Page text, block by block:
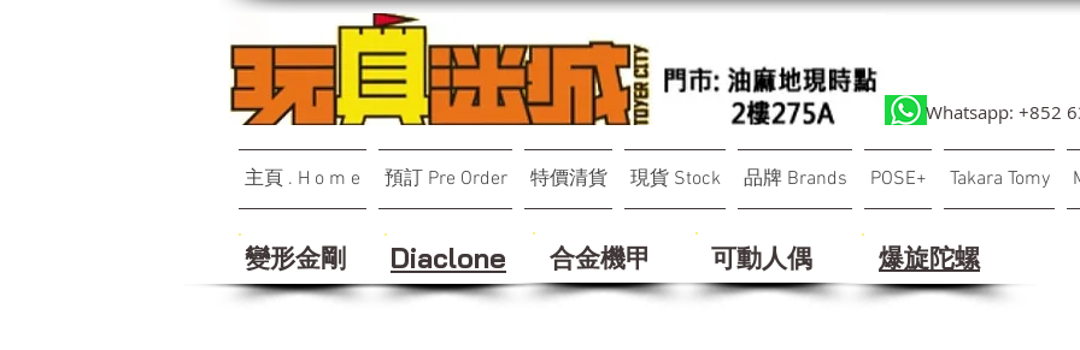
Whatsapp: +852
主頁 . H o m e 預訂 Pre Order 特價清貨 現貨 Stock 品牌 Brands POSE+ Takara Tomy
變形金剛 Diaclone 合金機甲 可動人偶 ​爆旋陀螺